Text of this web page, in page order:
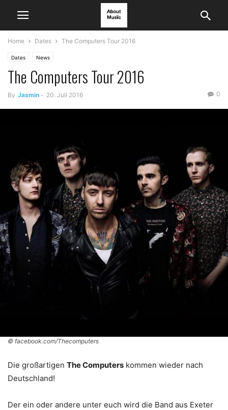
Home Dates The Computers Tour 2016
Dates News
The Computers Tour 2016
By Jasmin - 20. Juli 2016 0
© facebook.com/Thecomputers
Die großartigen The Computers kommen wieder nach
Deutschland!
Der ein oder andere unter euch wird die Band aus Exeter